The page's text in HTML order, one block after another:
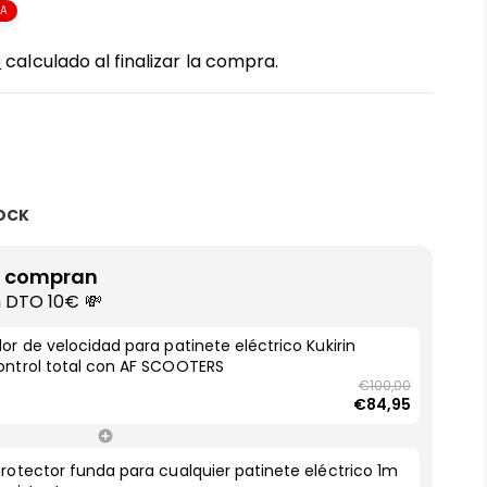
calculado al finalizar la compra.
compran
10€ 💸
de velocidad para patinete eléctrico Kukirin
total con AF SCOOTERS
€100,00
€84,95
funda para cualquier patinete eléctrico 1m